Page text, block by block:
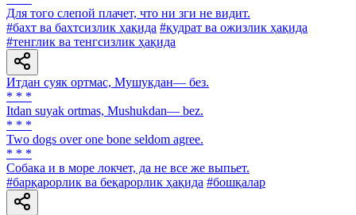
Для того слепой плачет, что ни зги не видит.
#бахт ва бахтсизлик ҳақида #қудрат ва ожизлик ҳақида
#тенглик ва тенгсизлик ҳақида
Итдан суяк ортмас, Мушукдан— без.
* * *
Itdan suyak ortmas, Mushukdan— bez.
* * *
Two dogs over one bone seldom agree.
* * *
Собака и в море локчет, да не все же выпьет.
#барқарорлик ва беқарорлик ҳақида #бошқалар